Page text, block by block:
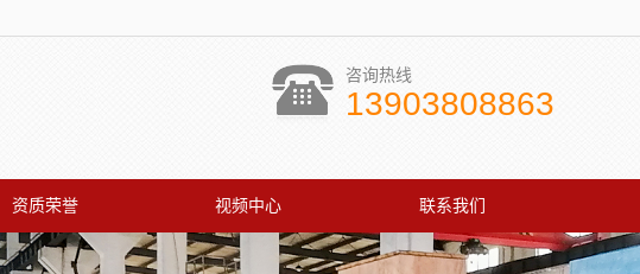
咨询热线
13903808863
资质荣誉 视频中心 联系我们